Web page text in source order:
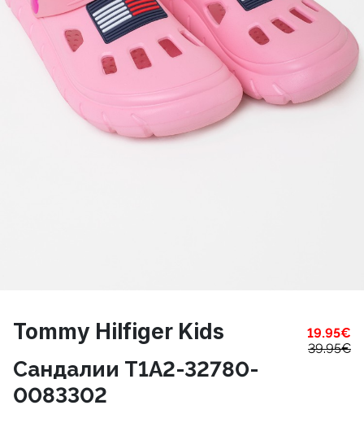
Tommy Hilfiger Kids 19.95€
39.95€
Сандалии T1A2-32780-
0083302